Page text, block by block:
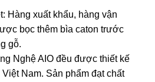
Hàng xuất khẩu, hàng vận
bọc thêm bìa caton trước
gỗ.
Nghệ AIO đều được thiết kế
Nam. Sản phẩm đạt chất